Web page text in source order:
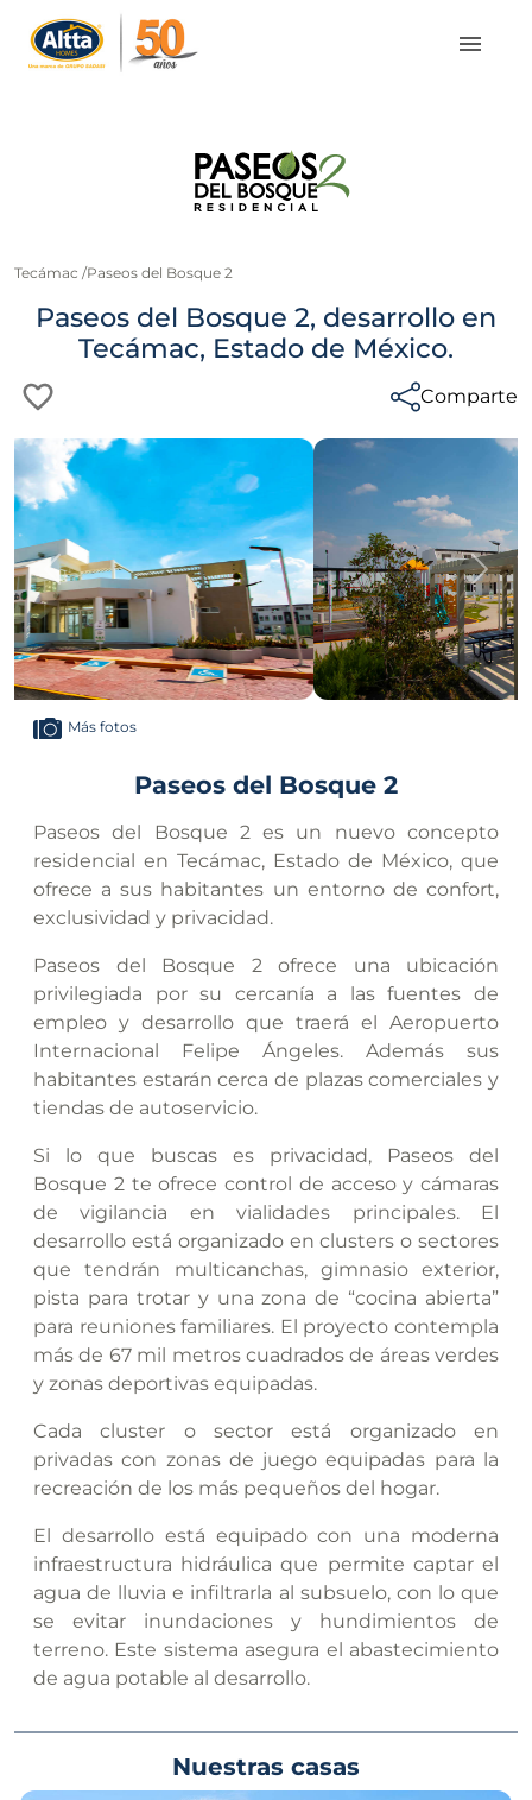
Tecámac /Paseos del Bosque 2
Paseos del Bosque 2, desarrollo en
Tecámac, Estado de México.
Comparte
Anterior
Más fotos
Paseos del Bosque 2
Paseos del Bosque 2 es un nuevo concepto
residencial en Tecámac, Estado de México, que
ofrece a sus habitantes un entorno de confort,
exclusividad y privacidad.
Paseos del Bosque 2 ofrece una ubicación
privilegiada por su cercanía a las fuentes de
empleo y desarrollo que traerá el Aeropuerto
Internacional Felipe Ángeles. Además sus
habitantes estarán cerca de plazas comerciales y
tiendas de autoservicio.
Si lo que buscas es privacidad, Paseos del
Bosque 2 te ofrece control de acceso y cámaras
de vigilancia en vialidades principales. El
desarrollo está organizado en clusters o sectores
que tendrán multicanchas, gimnasio exterior,
pista para trotar y una zona de “cocina abierta”
para reuniones familiares. El proyecto contempla
más de 67 mil metros cuadrados de áreas verdes
y zonas deportivas equipadas.
Cada cluster o sector está organizado en
privadas con zonas de juego equipadas para la
recreación de los más pequeños del hogar.
El desarrollo está equipado con una moderna
infraestructura hidráulica que permite captar el
agua de lluvia e infiltrarla al subsuelo, con lo que
se evitar inundaciones y hundimientos de
terreno. Este sistema asegura el abastecimiento
de agua potable al desarrollo.
Nuestras casas